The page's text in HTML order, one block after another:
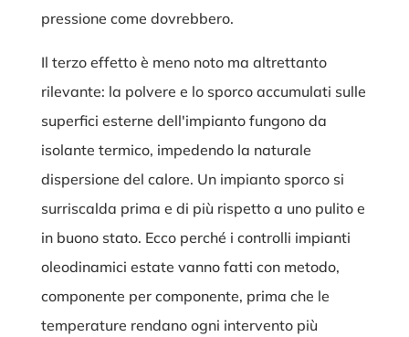
pressione come dovrebbero.
Il terzo effetto è meno noto ma altrettanto
rilevante: la polvere e lo sporco accumulati sulle
superfici esterne dell'impianto fungono da
isolante termico, impedendo la naturale
dispersione del calore. Un impianto sporco si
surriscalda prima e di più rispetto a uno pulito e
in buono stato. Ecco perché i controlli impianti
oleodinamici estate vanno fatti con metodo,
componente per componente, prima che le
temperature rendano ogni intervento più